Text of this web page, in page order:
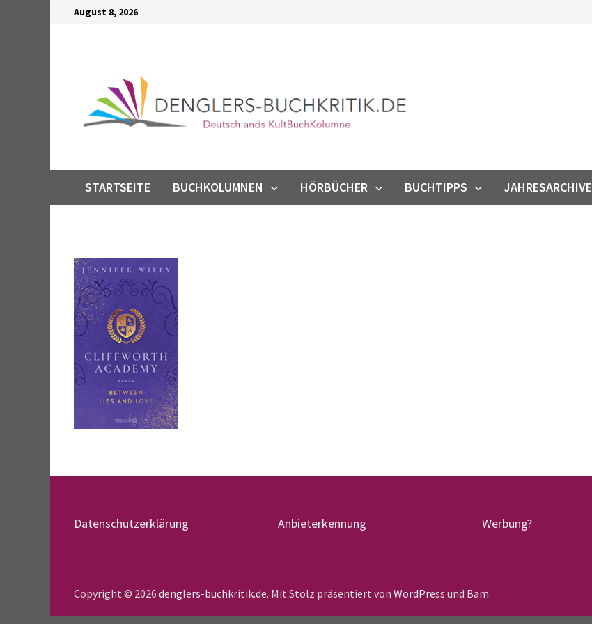
Inhalt
August 8, 2026
STARTSEITE BUCHKOLUMNEN HÖRBÜCHER BUCHTIPPS JAHRESARCHIVE
Datenschutzerklärung Anbieterkennung Werbung?
Copyright © 2026denglers-buchkritik.de. Mit Stolz präsentiert vonWordPress und Bam.